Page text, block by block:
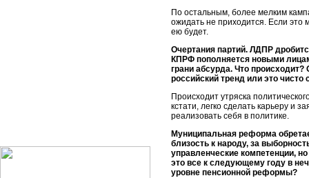
По остальным, более мелким
ожидать не приходится. Если это
ею будет.
Очертания партий. ЛДПР
КПРФ пополняется новыми
грани абсурда. Что
российский тренд или это
Происходит утряска
кстати, легко сделать карьеру и
реализовать себя в политике.
Муниципальная реформа
близость к народу, за
управленческие компетенции,
это все к следующему году в
уровне пенсионной реформы?